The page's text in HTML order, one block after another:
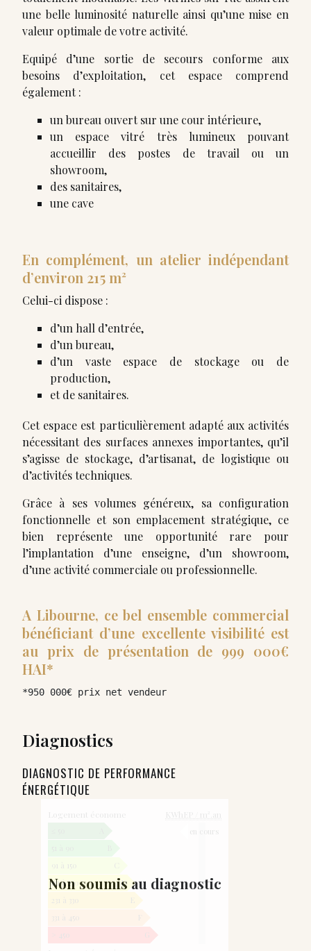
une belle luminosité naturelle ainsi qu’une mise en
valeur optimale de votre activité.
Equipé d’une sortie de secours conforme aux
besoins d’exploitation, cet espace comprend
également :
un bureau ouvert sur une cour intérieure,
un espace vitré très lumineux pouvant
accueillir des postes de travail ou un
showroom,
des sanitaires,
une cave
En complément, un atelier indépendant
d’environ 215 m²
Celui-ci dispose :
d’un hall d’entrée,
d’un bureau,
d’un vaste espace de stockage ou de
production,
et de sanitaires.
Cet espace est particulièrement adapté aux activités
nécessitant des surfaces annexes importantes, qu’il
s’agisse de stockage, d’artisanat, de logistique ou
d’activités techniques.
Grâce à ses volumes généreux, sa configuration
fonctionnelle et son emplacement stratégique, ce
bien représente une opportunité rare pour
l’implantation d’une enseigne, d’un showroom,
d’une activité commerciale ou professionnelle.
A Libourne, ce bel ensemble commercial
bénéficiant d’une excellente visibilité est
au prix de présentation de 999 000€
HAI*
*950 000€ prix net vendeur
Diagnostics
DIAGNOSTIC DE PERFORMANCE
ÉNERGÉTIQUE
91 à 150
C
151 à 230
D
231 à 330
E
331 à 450
F
> 450
G
en cours
Non soumis au diagnostic